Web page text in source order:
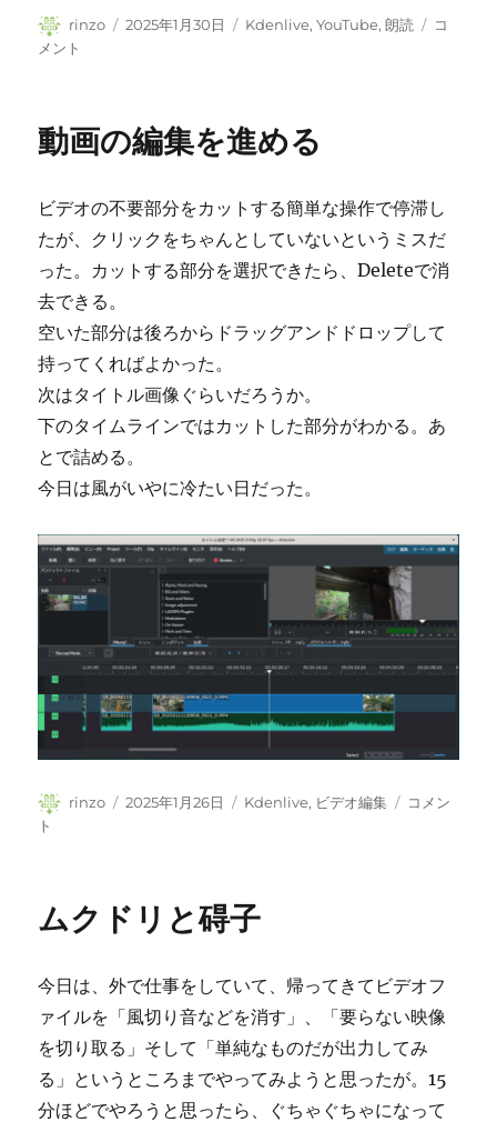
投
稿
rinzo
投
2025年1月30日
カ
Kdenlive,YouTube,朗読
詩
ッ
プ
ー
に
コ
メント
動画の編集を進める
ビデオの不要部分をカットする簡単な操作で停滞し
たが、クリックをちゃんとしていないというミスだ
った。カットする部分を選択できたら、Deleteで消
去できる。
空いた部分は後ろからドラッグアンドドロップして
持ってくればよかった。
次はタイトル画像ぐらいだろうか。
下のタイムラインではカットした部分がわかる。あ
とで詰める。
今日は風がいやに冷たい日だった。
投
rinzo
投
2025年1月26日
カ
Kdenlive, ビデオ編集
動
る
に
コメン
ト
ムクドリと碍子
今日は、外で仕事をしていて、帰ってきてビデオフ
ァイルを「風切り音などを消す」、「要らない映像
を切り取る」そして「単純なものだが出力してみ
る」というところまでやってみようと思ったが。15
分ほどでやろうと思ったら、ぐちゃぐちゃになって